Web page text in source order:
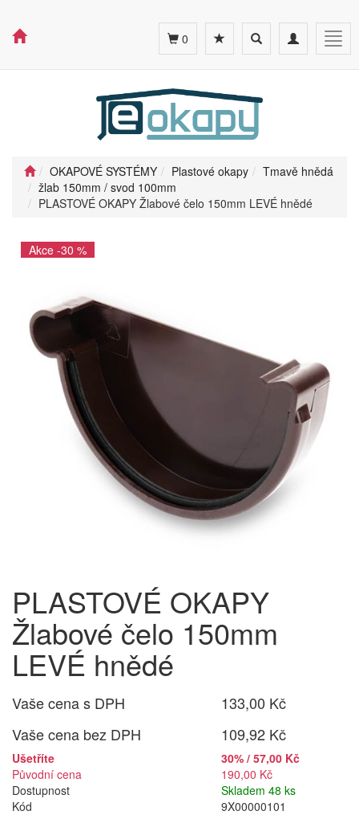
Toggle
navigation
Toggle
search
0
OKAPOVÉ SYSTÉMY Plastové okapy
Tmavě hnědá
žlab 150mm / svod 100mm
PLASTOVÉ OKAPY Žlabové čelo 150mm LEVÉ hnědé
Akce -30 %
PLASTOVÉ OKAPY
Žlabové čelo 150mm
LEVÉ hnědé
Vaše cena s DPH
133,00 Kč
Vaše cena bez DPH
109,92 Kč
Ušetříte
30% / 57,00 Kč
Původní cena
190,00 Kč
Dostupnost
Skladem 48 ks
Kód
9X00000101